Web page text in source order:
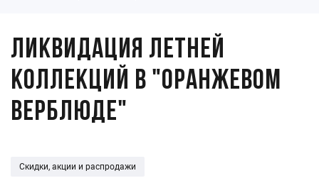
ЛИКВИДАЦИЯ летней
коллекций в "Оранжевом
верблюде"
Скидки, акции и распродажи